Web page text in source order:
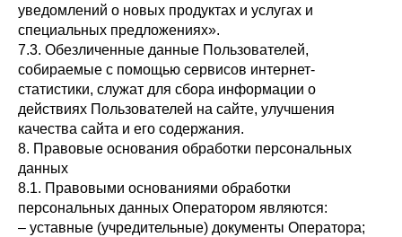
уведомлений о новых продуктах и услугах и
специальных предложениях».
7.3. Обезличенные данные Пользователей,
собираемые с помощью сервисов интернет-
статистики, служат для сбора информации о
действиях Пользователей на сайте, улучшения
качества сайта и его содержания.
8. Правовые основания обработки персональных
данных
8.1. Правовыми основаниями обработки
персональных данных Оператором являются:
– уставные (учредительные) документы Оператора;